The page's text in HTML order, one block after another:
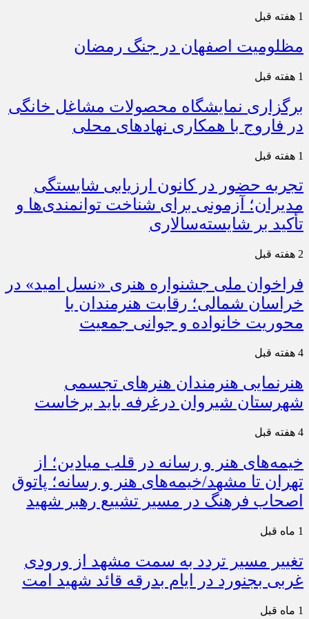
1 هفته قبل
مظلومیت اصفهان در جنگ رمضان
1 هفته قبل
برگزاری نمایشگاه محصولات مشاغل خانگی
در فاروج با همکاری نهادهای محلی
1 هفته قبل
تجربه حضور در کانون ارزیابی شایستگی
مدیران؛ آزمونی برای شناخت توانمندی‌ها و
تأکید بر شایسته‌سالاری
2 هفته قبل
فراخوان ملی جشنواره هنری «نسل امید» در
خراسان شمالی؛ رقابت هنرمندان با
محوریت خانواده و جوانی جمعیت
4 هفته قبل
هنرنمایی هنرمندان هنرهای تجسمی
شهرستان شیروان درغرفه باید برخاست
4 هفته قبل
خیمه‌های هنر و رسانه در قلب میادین؛ از
تهران تا مشهد/خیمه‌های هنر و رسانه؛ پاتوق
اصحاب فرهنگ در مسیر تشییع رهبر شهید
1 ماه قبل
تغییر مسیر تردد به سمت مشهد از ورودی
غربی بجنورد در ایام بدرقه قائد شهید امت
1 ماه قبل